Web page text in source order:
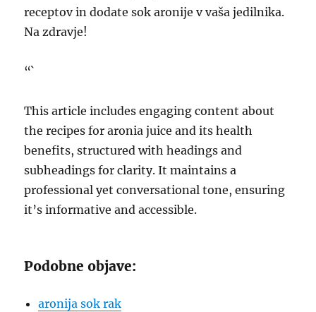
receptov in dodate sok aronije v vaša jedilnika.
Na zdravje!
“`
This article includes engaging content about
the recipes for aronia juice and its health
benefits, structured with headings and
subheadings for clarity. It maintains a
professional yet conversational tone, ensuring
it’s informative and accessible.
Podobne objave:
aronija sok rak